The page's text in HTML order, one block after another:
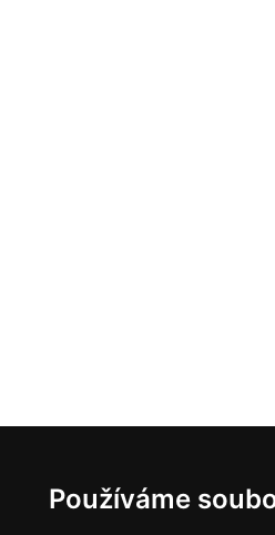
Používáme